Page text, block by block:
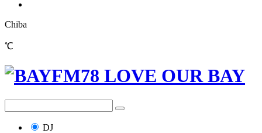
Chiba
℃
DJ